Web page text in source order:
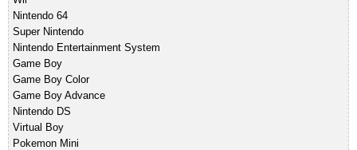
Nintendo 64
Super Nintendo
Nintendo Entertainment System
Game Boy
Game Boy Color
Game Boy Advance
Nintendo DS
Virtual Boy
Pokemon Mini